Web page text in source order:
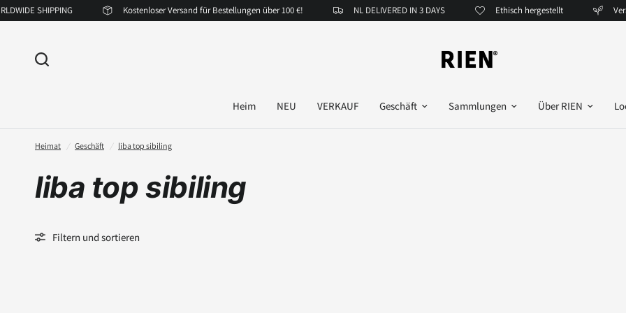
SHIPPING Kostenloser Versand für Bestellungen über 100 €! NL DELIVERED IN 3 DAYS Ethisch hergestellt
Heim NEU VERKAUF Geschäft Sammlungen Über RIEN
Heimat / Geschäft / liba top sibiling
liba top sibiling
Filtern und sortieren